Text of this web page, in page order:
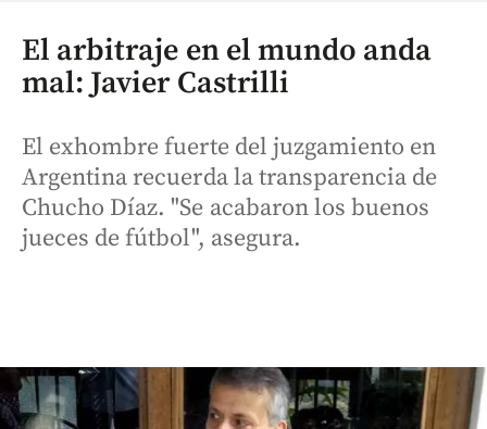
El arbitraje en el mundo anda
mal: Javier Castrilli
El exhombre fuerte del juzgamiento en
Argentina recuerda la transparencia de
Chucho Díaz. "Se acabaron los buenos
jueces de fútbol", asegura.